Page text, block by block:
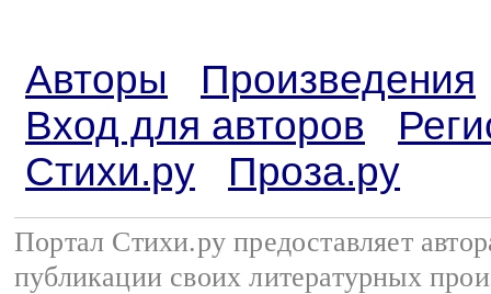
Авторы
Произведения
Вход для авторов
Стихи.ру
Проза.ру
Портал Стихи.ру предоставляет
публикации своих литературных